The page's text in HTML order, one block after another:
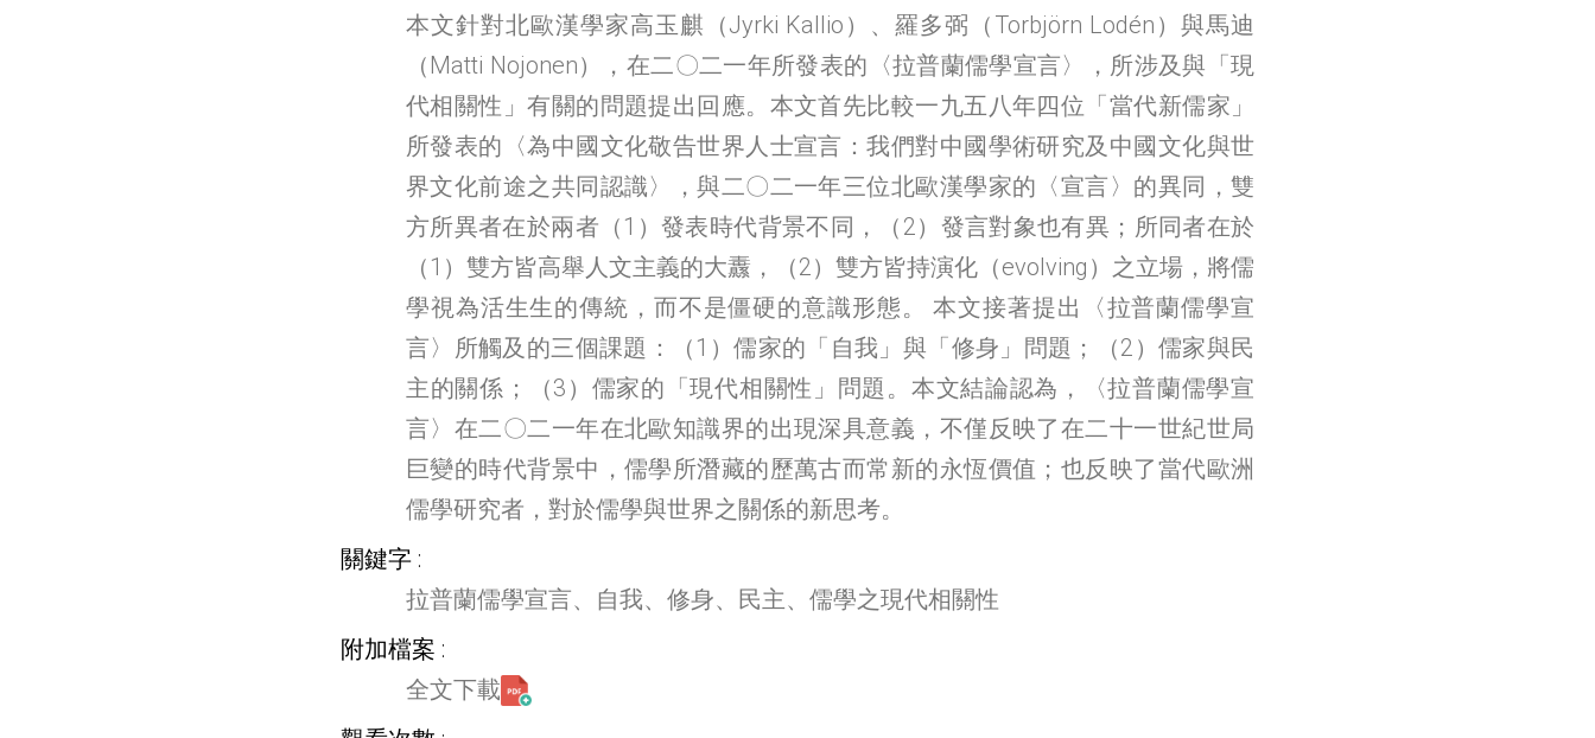
本文針對北歐漢學家高玉麒（Jyrki Kallio）、羅多弼（Torbjörn Lodén）與馬迪
（Matti Nojonen），在二〇二一年所發表的〈拉普蘭儒學宣言〉，所涉及與「現
代相關性」有關的問題提出回應。本文首先比較一九五八年四位「當代新儒家」
所發表的〈為中國文化敬告世界人士宣言：我們對中國學術研究及中國文化與世
界文化前途之共同認識〉，與二〇二一年三位北歐漢學家的〈宣言〉的異同，雙
方所異者在於兩者（1）發表時代背景不同，（2）發言對象也有異；所同者在於
（1）雙方皆高舉人文主義的大纛，（2）雙方皆持演化（evolving）之立場，將儒
學視為活生生的傳統，而不是僵硬的意識形態。 本文接著提出〈拉普蘭儒學宣
言〉所觸及的三個課題：（1）儒家的「自我」與「修身」問題；（2）儒家與民
主的關係；（3）儒家的「現代相關性」問題。本文結論認為，〈拉普蘭儒學宣
言〉在二〇二一年在北歐知識界的出現深具意義，不僅反映了在二十一世紀世局
巨變的時代背景中，儒學所潛藏的歷萬古而常新的永恆價值；也反映了當代歐洲
儒學研究者，對於儒學與世界之關係的新思考。
關鍵字
拉普蘭儒學宣言、自我、修身、民主、儒學之現代相關性
附加檔案
全文下載